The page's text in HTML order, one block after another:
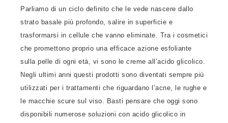
Parliamo di un ciclo definito che le vede nascere dallo
strato basale più profondo, salire in superficie e
trasformarsi in cellule che vanno eliminate. Tra i cosmetici
che promettono proprio una efficace azione esfoliante
sulla pelle di ogni età, vi sono le creme all’acido glicolico.
Negli ultimi anni questi prodotti sono diventati sempre più
utilizzati per i trattamenti che riguardano l’acne, le rughe e
le macchie scure sul viso. Basti pensare che oggi sono
disponibili numerose soluzioni con acido glicolico in